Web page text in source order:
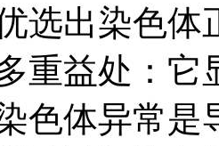
选出染色体
重益处：
色体异常是